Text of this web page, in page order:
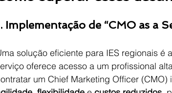
Implementação de “CMO as a
solução eficiente para IES regionais é
oferece acesso a um profissional
um Chief Marketing Officer